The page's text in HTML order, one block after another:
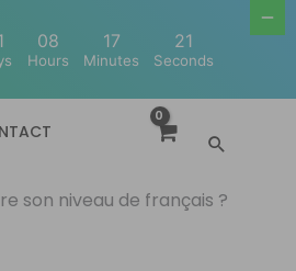
son niveau de français ?
08
Hours
17
Minutes
20
Seconds